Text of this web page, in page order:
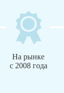
На рынке
с 2008 года